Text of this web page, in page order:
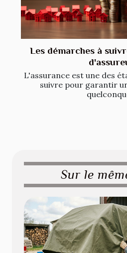
Les démarches à
L'assurance est une des
suivre pour garantir
Sur le